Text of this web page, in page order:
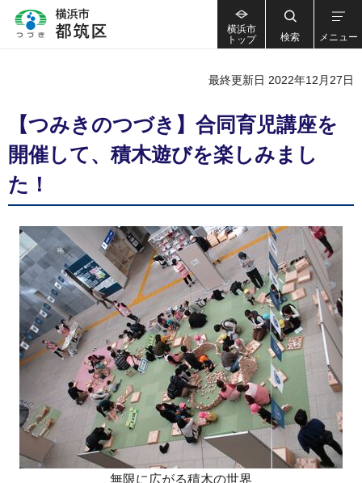
横浜市
トップ
検索 メニュー
最終更新日 2022年12月27日
【つみきのつづき】合同育児講座を
開催して、積木遊びを楽しみまし
た！
無限に広がる積木の世界